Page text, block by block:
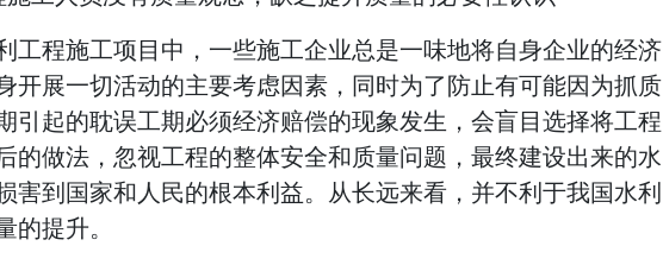
工程施工项目中，一些施工企业总是一味地将自身企业的经济
开展一切活动的主要考虑因素，同时为了防止有可能因为抓质
引起的耽误工期必须经济赔偿的现象发生，会盲目选择将工程
的做法，忽视工程的整体安全和质量问题，最终建设出来的水
害到国家和人民的根本利益。从长远来看，并不利于我国水利
的提升。